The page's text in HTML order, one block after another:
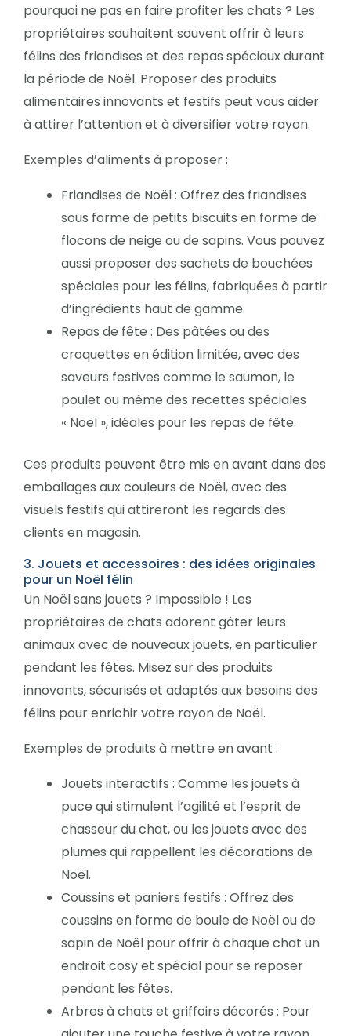
pourquoi ne pas en faire profiter les chats ? Les
propriétaires souhaitent souvent offrir à leurs
félins des friandises et des repas spéciaux durant
la période de Noël. Proposer des produits
alimentaires innovants et festifs peut vous aider
à attirer l’attention et à diversifier votre rayon.
Exemples d’aliments à proposer :
Friandises de Noël : Offrez des friandises
sous forme de petits biscuits en forme de
flocons de neige ou de sapins. Vous pouvez
aussi proposer des sachets de bouchées
spéciales pour les félins, fabriquées à partir
d’ingrédients haut de gamme.
Repas de fête : Des pâtées ou des
croquettes en édition limitée, avec des
saveurs festives comme le saumon, le
poulet ou même des recettes spéciales
« Noël », idéales pour les repas de fête.
Ces produits peuvent être mis en avant dans des
emballages aux couleurs de Noël, avec des
visuels festifs qui attireront les regards des
clients en magasin.
3. Jouets et accessoires : des idées originales
pour un Noël félin
Un Noël sans jouets ? Impossible ! Les
propriétaires de chats adorent gâter leurs
animaux avec de nouveaux jouets, en particulier
pendant les fêtes. Misez sur des produits
innovants, sécurisés et adaptés aux besoins des
félins pour enrichir votre rayon de Noël.
Exemples de produits à mettre en avant :
Jouets interactifs : Comme les jouets à
puce qui stimulent l’agilité et l’esprit de
chasseur du chat, ou les jouets avec des
plumes qui rappellent les décorations de
Noël.
Coussins et paniers festifs : Offrez des
coussins en forme de boule de Noël ou de
sapin de Noël pour offrir à chaque chat un
endroit cosy et spécial pour se reposer
pendant les fêtes.
Arbres à chats et griffoirs décorés : Pour